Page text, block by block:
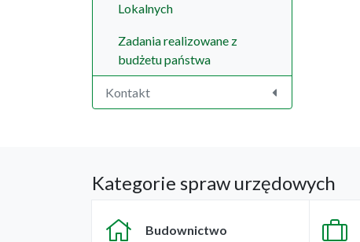
Lokalnych
Zadania realizowane z
budżetu państwa
Kontakt
Kategorie spraw urzędowych
Budownictwo